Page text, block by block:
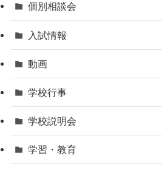
個別相談会
入試情報
動画
学校行事
学校説明会
学習・教育